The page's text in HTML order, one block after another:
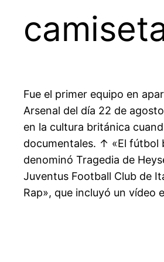
Fue el primer equipo en
Arsenal del día 22 de
en la cultura británica
documentales. ↑ «El fútbol
denominó Tragedia de
Juventus Football Club de
Rap», que incluyó un vídeo